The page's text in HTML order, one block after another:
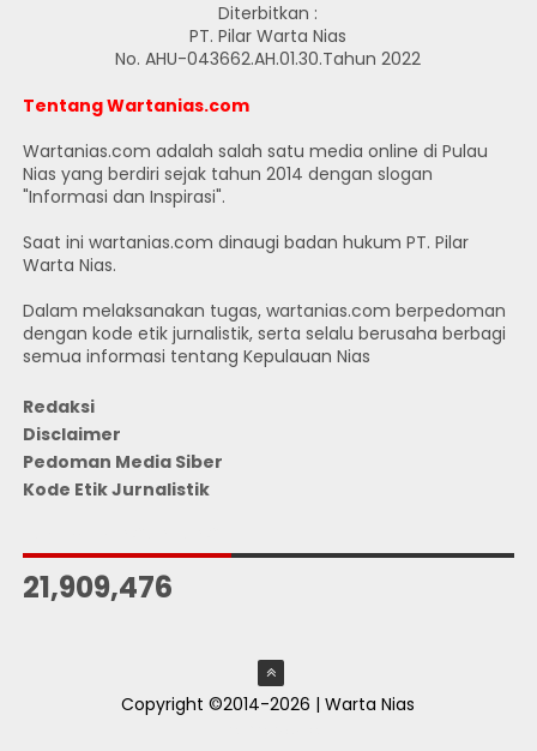
Diterbitkan :
PT. Pilar Warta Nias
No. AHU-043662.AH.01.30.Tahun 2022
Tentang Wartanias.com
Wartanias.com adalah salah satu media online di Pulau
Nias yang berdiri sejak tahun 2014 dengan slogan
"Informasi dan Inspirasi".
Saat ini wartanias.com dinaugi badan hukum PT. Pilar
Warta Nias.
Dalam melaksanakan tugas, wartanias.com berpedoman
dengan kode etik jurnalistik, serta selalu berusaha berbagi
semua informasi tentang Kepulauan Nias
Redaksi
Disclaimer
Pedoman Media Siber
Kode Etik Jurnalistik
21,909,476
Copyright ©2014-2026 | Warta Nias